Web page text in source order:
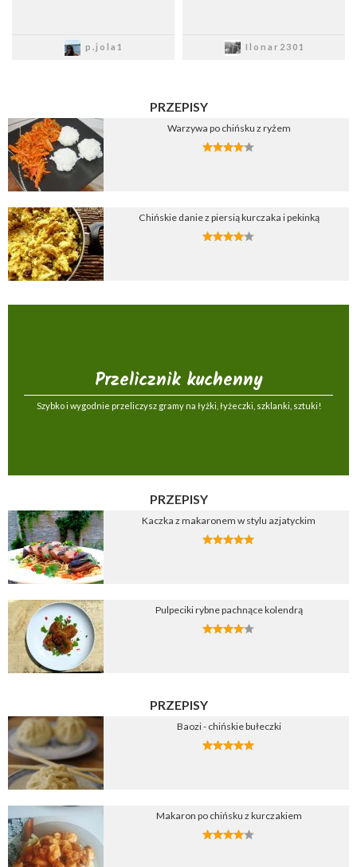
p.jola1
Zapisz
Ilonar2301
PRZEPISY
Warzywa po chińsku z ryżem
Chińskie danie z piersią kurczaka i pekinką
Przelicznik kuchenny
Szybko i wygodnie przeliczysz gramy na łyżki, łyżeczki, szklanki, sztuki!
PRZEPISY
Kaczka z makaronem w stylu azjatyckim
Pulpeciki rybne pachnące kolendrą
PRZEPISY
Baozi - chińskie bułeczki
Makaron po chińsku z kurczakiem